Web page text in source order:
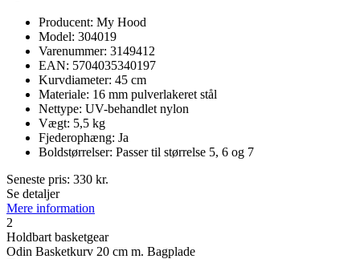
Producent: My Hood
Model: 304019
Varenummer: 3149412
EAN: 5704035340197
Kurvdiameter: 45 cm
Materiale: 16 mm pulverlakeret stål
Nettype: UV-behandlet nylon
Vægt: 5,5 kg
Fjederophæng: Ja
Boldstørrelser: Passer til størrelse 5, 6 og 7
Seneste pris: 330 kr.
Se detaljer
Mere information
2
Holdbart basketgear
Odin Basketkurv 20 cm m. Bagplade